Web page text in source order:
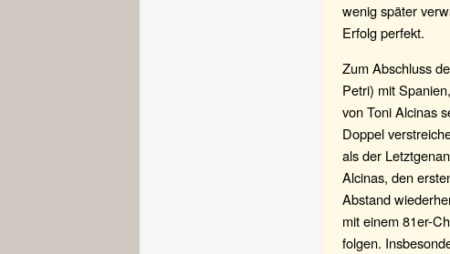
wenig später
Erfolg perfekt.
Zum Abschluss
Petri) mit
von Toni Alcinas
Doppel
als der
Alcinas, den
Abstand
mit einem 81er-
folgen.